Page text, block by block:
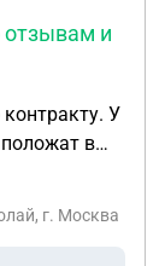
отзывам и
У
в
по
г. Москва